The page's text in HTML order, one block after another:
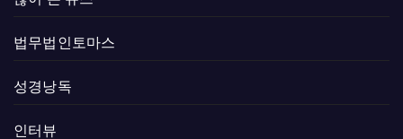
법무법인토마스
성경낭독
인터뷰